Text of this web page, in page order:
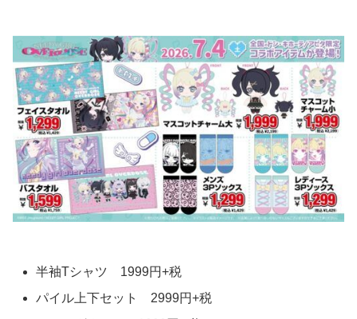
半袖Tシャツ 1999円+税
パイル上下セット 2999円+税